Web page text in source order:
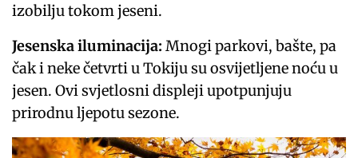
izobilju tokom jeseni.
Jesenska iluminacija: Mnogi parkovi, bašte, pa
čak i neke četvrti u Tokiju su osvijetljene noću u
jesen. Ovi svjetlosni displeji upotpunjuju
prirodnu ljepotu sezone.